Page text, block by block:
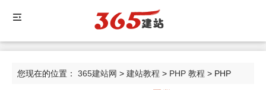
您现在的位置： 365建站网 > 建站教程 > PHP 教程 > PHP